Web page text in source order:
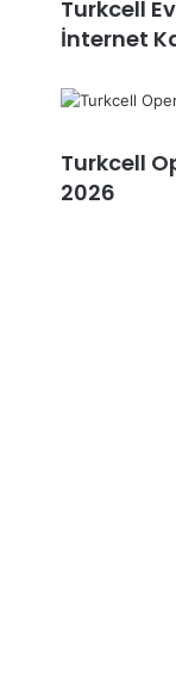
Turkcell
İnternet
Turkcell
2026